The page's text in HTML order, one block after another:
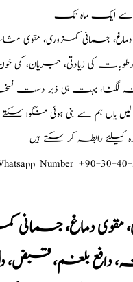
سے ایک ماہ تک
دماغ، جسمانی کمزوری، مقوی
کی زیادتی، جریان، کمی
بہت ہی ذبر دست
یاں ہم سے بنی ہوئی منگوا سکتے
رابطہ کر سکتے ہیں
Number +90-30-
مقوی دماغ، جسمانی
دافع بلغم، قبض،